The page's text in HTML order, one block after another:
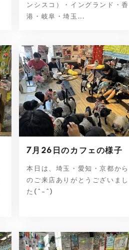
ンシスコ）・イングランド・香
港・岐阜・埼玉...
7月26日のカフェの様子
本日は、埼玉・愛知・京都から
のご来店ありがとうございまし
た(^-^)